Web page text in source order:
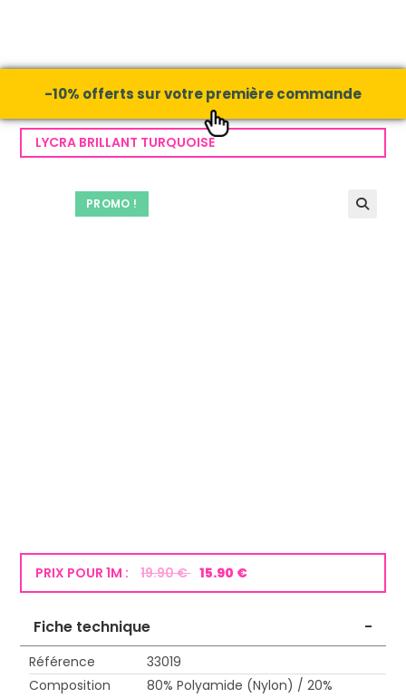
-10% offerts sur votre première commande
PROMO !
LYCRA BRILLANT TURQUOISE
PRIX POUR 1M : 19.90 € 15.90 €
Fiche technique -
Référence
33019
Composition
80% Polyamide (Nylon) / 20%